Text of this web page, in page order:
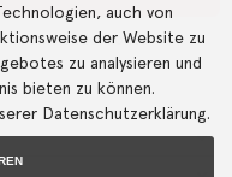
Ihrem Kundenkonto
auch von
der Website zu
zu analysieren und
bieten zu können.
Datenschutzerklärung.